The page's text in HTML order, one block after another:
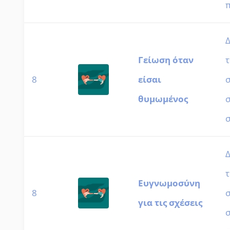
8
Γείωση όταν
είσαι
θυμωμένος
8
Ευγνωμοσύνη
για τις σχέσεις